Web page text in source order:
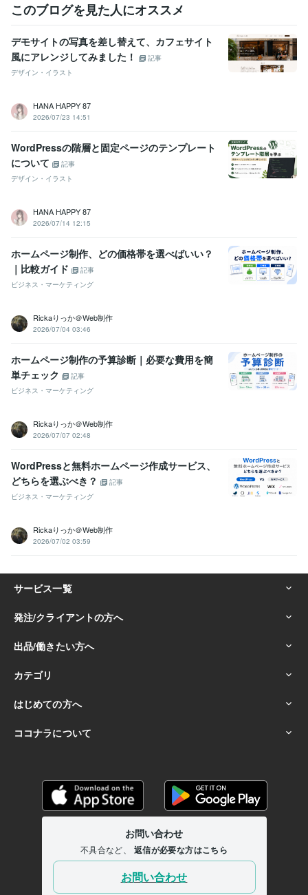
このブログを見た人にオススメ
デモサイトの写真を差し替えて、カフェサイト
風にアレンジしてみました！
記事
デザイン・イラスト
HANA HAPPY 87
2026/07/23 14:51
WordPressの階層と固定ページのテンプレート
について
記事
デザイン・イラスト
HANA HAPPY 87
2026/07/14 12:15
ホームページ制作、どの価格帯を選べばいい？
｜比較ガイド
記事
ビジネス・マーケティング
Rickaりっか＠Web制作
2026/07/04 03:46
ホームページ制作の予算診断｜必要な費用を簡
単チェック
記事
ビジネス・マーケティング
Rickaりっか＠Web制作
2026/07/07 02:48
WordPressと無料ホームページ作成サービス、
どちらを選ぶべき？
記事
ビジネス・マーケティング
Rickaりっか＠Web制作
2026/07/02 03:59